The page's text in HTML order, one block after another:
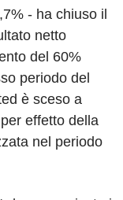
- ha chiuso il
netto
del 60%
periodo del
è sceso a
effetto della
nel periodo